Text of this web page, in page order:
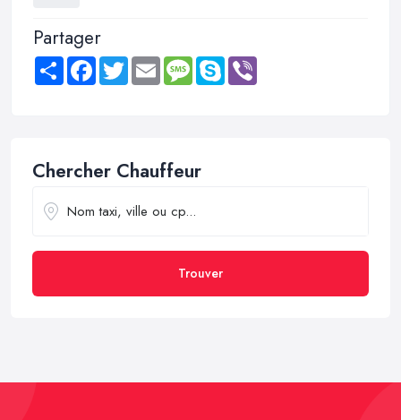
Partager
Share FacebookTwitter Email MessageSkype
Chercher Chauffeur
Trouver